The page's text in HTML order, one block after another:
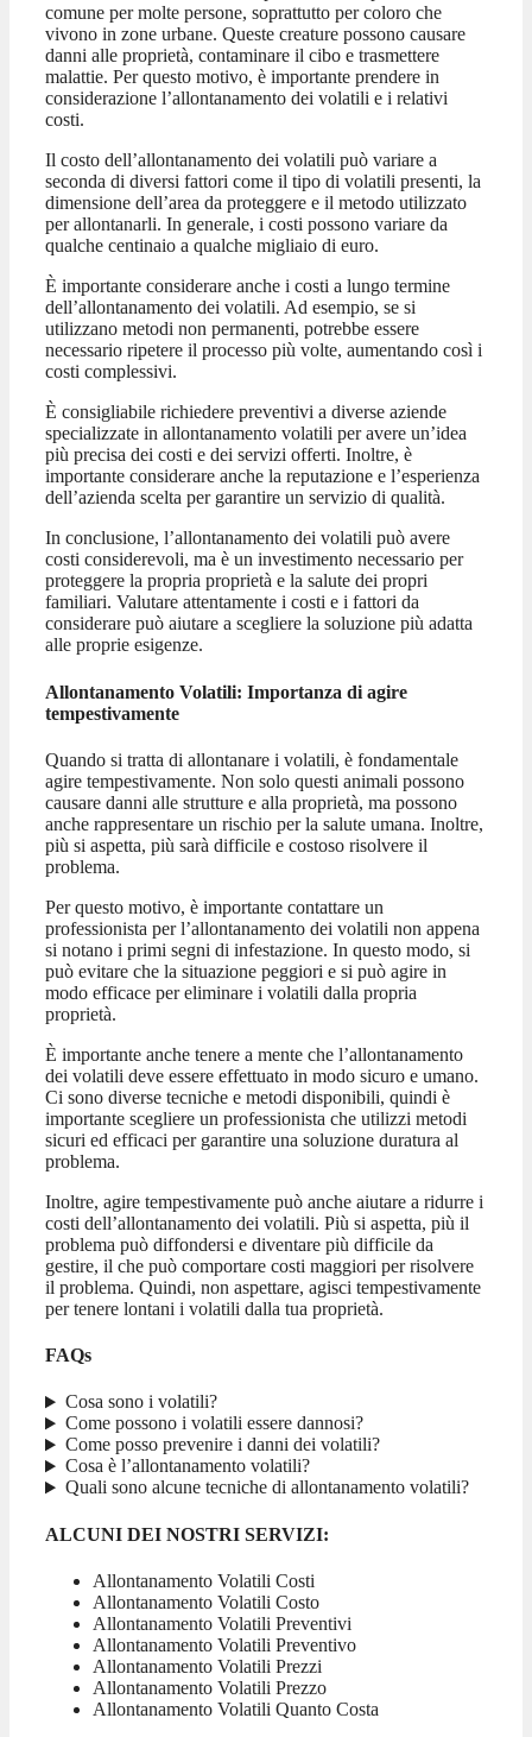
comune per molte persone, soprattutto per coloro che
vivono in zone urbane. Queste creature possono causare
danni alle proprietà, contaminare il cibo e trasmettere
malattie. Per questo motivo, è importante prendere in
considerazione l’allontanamento dei volatili e i relativi
costi.
Il costo dell’allontanamento dei volatili può variare a
seconda di diversi fattori come il tipo di volatili presenti, la
dimensione dell’area da proteggere e il metodo utilizzato
per allontanarli. In generale, i costi possono variare da
qualche centinaio a qualche migliaio di euro.
È importante considerare anche i costi a lungo termine
dell’allontanamento dei volatili. Ad esempio, se si
utilizzano metodi non permanenti, potrebbe essere
necessario ripetere il processo più volte, aumentando così i
costi complessivi.
È consigliabile richiedere preventivi a diverse aziende
specializzate in allontanamento volatili per avere un’idea
più precisa dei costi e dei servizi offerti. Inoltre, è
importante considerare anche la reputazione e l’esperienza
dell’azienda scelta per garantire un servizio di qualità.
In conclusione, l’allontanamento dei volatili può avere
costi considerevoli, ma è un investimento necessario per
proteggere la propria proprietà e la salute dei propri
familiari. Valutare attentamente i costi e i fattori da
considerare può aiutare a scegliere la soluzione più adatta
alle proprie esigenze.
Allontanamento Volatili: Importanza di agire
tempestivamente
Quando si tratta di allontanare i volatili, è fondamentale
agire tempestivamente. Non solo questi animali possono
causare danni alle strutture e alla proprietà, ma possono
anche rappresentare un rischio per la salute umana. Inoltre,
più si aspetta, più sarà difficile e costoso risolvere il
problema.
Per questo motivo, è importante contattare un
professionista per l’allontanamento dei volatili non appena
si notano i primi segni di infestazione. In questo modo, si
può evitare che la situazione peggiori e si può agire in
modo efficace per eliminare i volatili dalla propria
proprietà.
È importante anche tenere a mente che l’allontanamento
dei volatili deve essere effettuato in modo sicuro e umano.
Ci sono diverse tecniche e metodi disponibili, quindi è
importante scegliere un professionista che utilizzi metodi
sicuri ed efficaci per garantire una soluzione duratura al
problema.
Inoltre, agire tempestivamente può anche aiutare a ridurre i
costi dell’allontanamento dei volatili. Più si aspetta, più il
problema può diffondersi e diventare più difficile da
gestire, il che può comportare costi maggiori per risolvere
il problema. Quindi, non aspettare, agisci tempestivamente
per tenere lontani i volatili dalla tua proprietà.
FAQs
Cosa sono i volatili?
Come possono i volatili essere dannosi?
Come posso prevenire i danni dei volatili?
Cosa è l’allontanamento volatili?
Quali sono alcune tecniche di allontanamento volatili?
ALCUNI DEI NOSTRI SERVIZI:
Allontanamento Volatili Costi
Allontanamento Volatili Costo
Allontanamento Volatili Preventivi
Allontanamento Volatili Preventivo
Allontanamento Volatili Prezzi
Allontanamento Volatili Prezzo
Allontanamento Volatili Quanto Costa